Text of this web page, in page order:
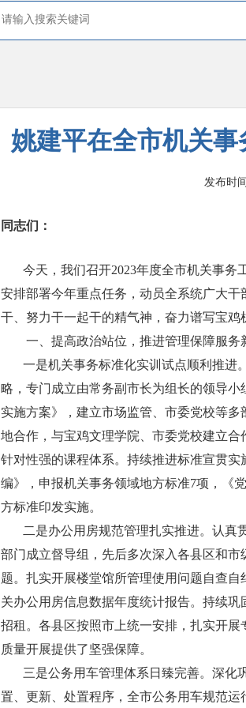
姚建平在全市机关事
发布时
同志们：
今天，我们召开2023年度全市机关事务
安排部署今年重点任务，动员全系统广大
干、努力干一起干的精气神，奋力谱写宝鸡
一、提高政治站位，推进管理保障服务
一是机关事务标准化实训试点顺利推进
略，专门成立由常务副市长为组长的领导
实施方案》，建立市场监管、市委党校等
地合作，与宝鸡文理学院、市委党校建立合
针对性强的课程体系。持续推进标准宣贯
编》，申报机关事务领域地方标准7项，《
方标准印发实施。
二是办公用房规范管理扎实推进。认真
部门成立督导组，先后多次深入各县区和
题。扎实开展楼堂馆所管理使用问题自查
关办公用房信息数据年度统计报告。持续
招租。各县区按照市上统一安排，扎实开
质量开展提供了坚强保障。
三是公务用车管理体系日臻完善。深化
置、更新、处置程序，全市公务用车规范